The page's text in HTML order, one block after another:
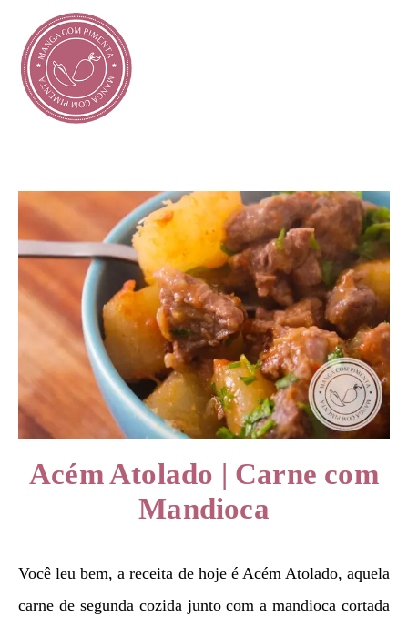
Acém Atolado | Carne com
Mandioca
Você leu bem, a receita de hoje é Acém Atolado, aquela
carne de segunda cozida junto com a mandioca cortada